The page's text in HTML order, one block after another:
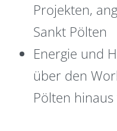
Projekten,
Sankt Pölten
Energie und
über den
Pölten